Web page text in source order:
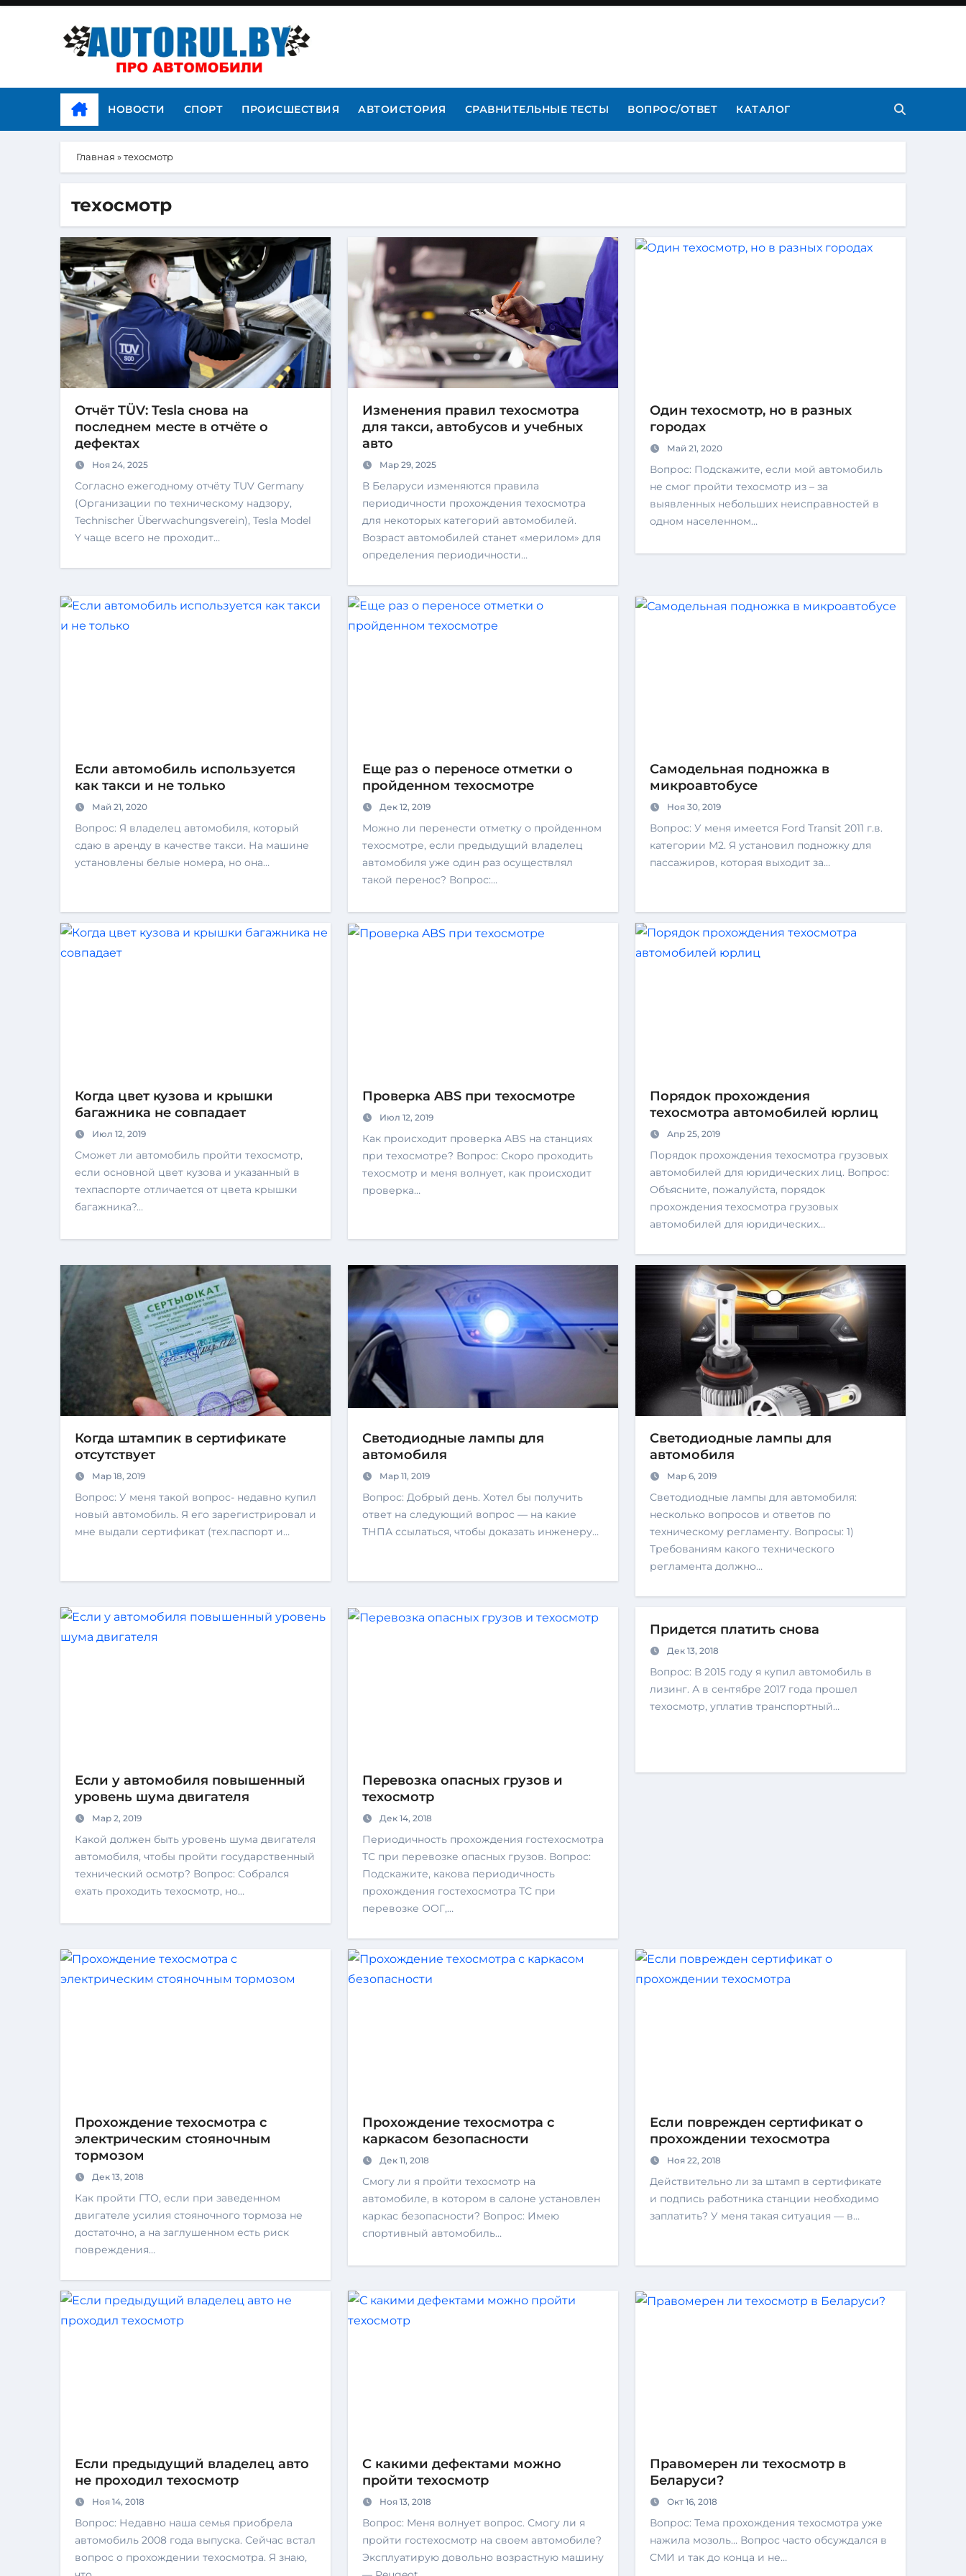
НОВОСТИ СПОРТ ПРОИСШЕСТВИЯ АВТОИСТОРИЯ СРАВНИТЕЛЬНЫЕ ТЕСТЫ ВОПРОС/ОТВЕТ КАТАЛОГ
Главная »техосмотр
техосмотр
Отчёт TÜV: Tesla снова на
последнем месте в отчёте о
дефектах
Ноя 24, 2025
Согласно ежегодному отчёту TUV Germany
(Организации по техническому надзору,
Technischer Überwachungsverein), Tesla Model
Y чаще всего не проходит…
Изменения правил техосмотра
для такси, автобусов и учебных
авто
Мар 29, 2025
В Беларуси изменяются правила
периодичности прохождения техосмотра
для некоторых категорий автомобилей.
Возраст автомобилей станет «мерилом» для
определения периодичности…
Один техосмотр, но в разных
городах
Май 21, 2020
Вопрос: Подскажите, если мой автомобиль
не смог пройти техосмотр из – за
выявленных небольших неисправностей в
одном населенном…
Если автомобиль используется
как такси и не только
Май 21, 2020
Вопрос: Я владелец автомобиля, который
сдаю в аренду в качестве такси. На машине
установлены белые номера, но она…
Еще раз о переносе отметки о
пройденном техосмотре
Дек 12, 2019
Можно ли перенести отметку о пройденном
техосмотре, если предыдущий владелец
автомобиля уже один раз осуществлял
такой перенос? Вопрос:…
Самодельная подножка в
микроавтобусе
Ноя 30, 2019
Вопрос: У меня имеется Ford Transit 2011 г.в.
категории М2. Я установил подножку для
пассажиров, которая выходит за…
Когда цвет кузова и крышки
багажника не совпадает
Июл 12, 2019
Сможет ли автомобиль пройти техосмотр,
если основной цвет кузова и указанный в
техпаспорте отличается от цвета крышки
багажника?…
Проверка ABS при техосмотре
Июл 12, 2019
Как происходит проверка ABS на станциях
при техосмотре? Вопрос: Скоро проходить
техосмотр и меня волнует, как происходит
проверка…
Порядок прохождения
техосмотра автомобилей юрлиц
Апр 25, 2019
Порядок прохождения техосмотра грузовых
автомобилей для юридических лиц. Вопрос:
Объясните, пожалуйста, порядок
прохождения техосмотра грузовых
автомобилей для юридических…
Когда штампик в сертификате
отсутствует
Мар 18, 2019
Вопрос: У меня такой вопрос- недавно купил
новый автомобиль. Я его зарегистрировал и
мне выдали сертификат (тех.паспорт и…
Светодиодные лампы для
автомобиля
Мар 11, 2019
Вопрос: Добрый день. Хотел бы получить
ответ на следующий вопрос — на какие
ТНПА ссылаться, чтобы доказать инженеру…
Светодиодные лампы для
автомобиля
Мар 6, 2019
Светодиодные лампы для автомобиля:
несколько вопросов и ответов по
техническому регламенту. Вопросы: 1)
Требованиям какого технического
регламента должно…
Если у автомобиля повышенный
уровень шума двигателя
Мар 2, 2019
Какой должен быть уровень шума двигателя
автомобиля, чтобы пройти государственный
технический осмотр? Вопрос: Собрался
ехать проходить техосмотр, но…
Перевозка опасных грузов и
техосмотр
Дек 14, 2018
Периодичность прохождения гостехосмотра
ТС при перевозке опасных грузов. Вопрос:
Подскажите, какова периодичность
прохождения гостехосмотра ТС при
перевозке ООГ,…
Придется платить снова
Дек 13, 2018
Вопрос: В 2015 году я купил автомобиль в
лизинг. А в сентябре 2017 года прошел
техосмотр, уплатив транспортный…
Прохождение техосмотра с
электрическим стояночным
тормозом
Дек 13, 2018
Как пройти ГТО, если при заведенном
двигателе усилия стояночного тормоза не
достаточно, а на заглушенном есть риск
повреждения…
Прохождение техосмотра с
каркасом безопасности
Дек 11, 2018
Смогу ли я пройти техосмотр на
автомобиле, в котором в салоне установлен
каркас безопасности? Вопрос: Имею
спортивный автомобиль…
Если поврежден сертификат о
прохождении техосмотра
Ноя 22, 2018
Действительно ли за штамп в сертификате
и подпись работника станции необходимо
заплатить? У меня такая ситуация — в…
Если предыдущий владелец авто
не проходил техосмотр
Ноя 14, 2018
Вопрос: Недавно наша семья приобрела
автомобиль 2008 года выпуска. Сейчас встал
вопрос о прохождении техосмотра. Я знаю,
С какими дефектами можно
пройти техосмотр
Ноя 13, 2018
Вопрос: Меня волнует вопрос. Смогу ли я
пройти гостехосмотр на своем автомобиле?
Эксплуатирую довольно возрастную машину
Правомерен ли техосмотр в
Беларуси?
Окт 16, 2018
Вопрос: Тема прохождения техосмотра уже
нажила мозоль… Вопрос часто обсуждался в
СМИ и так до конца и не…